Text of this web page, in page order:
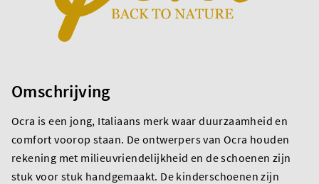
Omschrijving
Ocra is een jong, Italiaans merk waar duurzaamheid en
comfort voorop staan. De ontwerpers van Ocra houden
rekening met milieuvriendelijkheid en de schoenen zijn
stuk voor stuk handgemaakt. De kinderschoenen zijn